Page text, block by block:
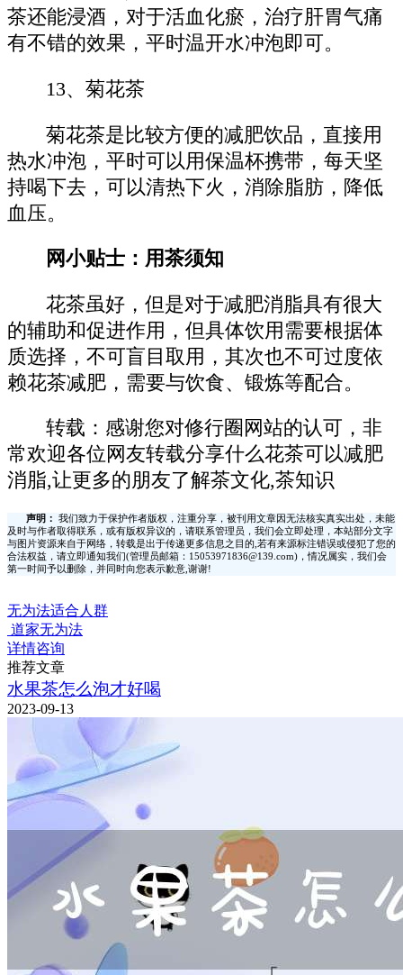
茶还能浸酒，对于活血化瘀，治疗肝胃气痛
有不错的效果，平时温开水冲泡即可。
13、菊花茶
菊花茶是比较方便的减肥饮品，直接用
热水冲泡，平时可以用保温杯携带，每天坚
持喝下去，可以清热下火，消除脂肪，降低
血压。
网小贴士：用茶须知
花茶虽好，但是对于减肥消脂具有很大
的辅助和促进作用，但具体饮用需要根据体
质选择，不可盲目取用，其次也不可过度依
赖花茶减肥，需要与饮食、锻炼等配合。
转载：感谢您对修行圈网站的认可，非
常欢迎各位网友转载分享什么花茶可以减肥
消脂,让更多的朋友了解茶文化,茶知识
声明：
我们致力于保护作者版权，注重分享，被刊用文章因无法核实真实出处，未能
及时与作者取得联系，或有版权异议的，请联系管理员，我们会立即处理，本站部分文字
与图片资源来自于网络，转载是出于传递更多信息之目的,若有来源标注错误或侵犯了您的
合法权益，请立即通知我们(管理员邮箱：15053971836@139.com)，情况属实，我们会
第一时间予以删除，并同时向您表示歉意,谢谢!
无为法适合人群
道家无为法
详情咨询
推荐文章
水果茶怎么泡才好喝
2023-09-13